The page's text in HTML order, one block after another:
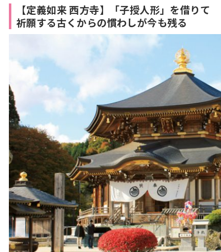
【定義如来 西方寺】「子授人形」を借りて
祈願する古くからの慣わしが今も残る